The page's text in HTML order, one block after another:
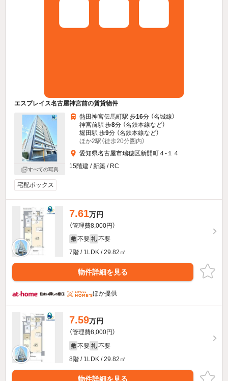
エスプレイス名古屋神宮前の賃貸物件
すべての写真
熱田神宮伝馬町駅 歩16分 （名城線）
神宮前駅 歩8分 （名鉄本線など）
堀田駅 歩9分 （名鉄本線など）
ほか2駅（徒歩20分圏内）
愛知県名古屋市瑞穂区新開町４-１４
15階建 / 新築 / RC
宅配ボックス
7.61万円
（管理費8,000円）
敷 不要 礼 不要
7階 / 1LDK / 29.82㎡
物件詳細を見る
ほか提供
7.59万円
（管理費8,000円）
敷 不要 礼 不要
8階 / 1LDK / 29.82㎡
物件詳細を見る